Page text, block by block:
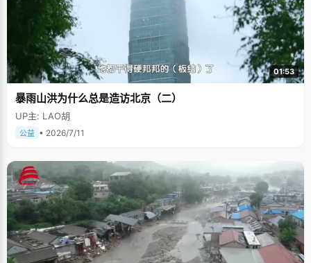
01:53
暴雨山洪为什么总是造访北京（二）
UP主: LAO胡
公益 • 2026/7/11